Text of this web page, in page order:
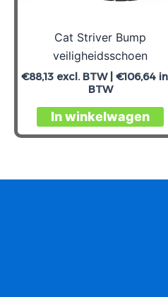
Cat Striver Bump
veiligheidsschoen
€88,13 excl. BTW |€106,64
BTW
In winkelwagen